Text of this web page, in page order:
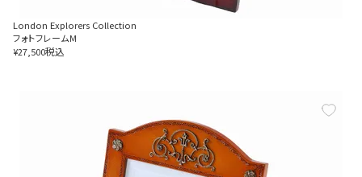
London Explorers Collection
フォトフレームM
¥27,500税込